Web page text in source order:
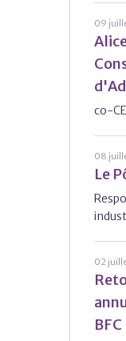
09
co-
08
Le
02
BFC